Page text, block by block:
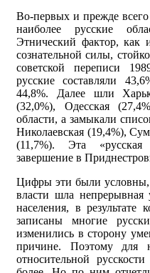
Во-первых и прежде всего
наиболее русские
Этнический фактор, как
сознательной силы,
советской переписи
русские составляли
44,8%. Далее шли
(32,0%), Одесская
области, а замыкали
Николаевская (19,4%),
(11,7%). Эта «русская
завершение в
Цифры эти были условны,
власти шла непрерывная
населения, в результате
записаны многие
изменились в сторону
причине. Поэтому для
относительной